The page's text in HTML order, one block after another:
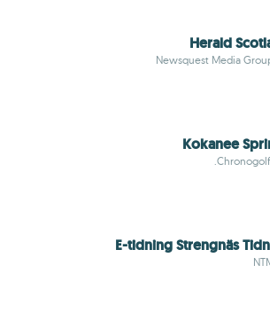
Herald
Newsquest Media
Kokanee
E-tidning Strengnäs